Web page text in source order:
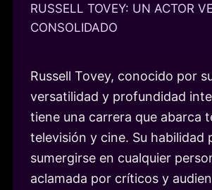
RUSSELL TOVEY: UN ACTOR
CONSOLIDADO
Russell Tovey, conocido por
versatilidad y profundidad
tiene una carrera que abarca
televisión y cine. Su habilidad
sumergirse en cualquier
aclamada por críticos y